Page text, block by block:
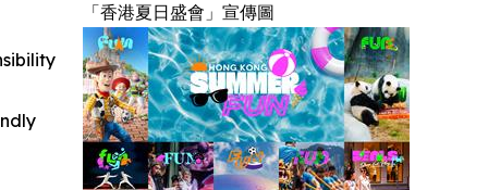
「香港夏日盛會」宣傳圖